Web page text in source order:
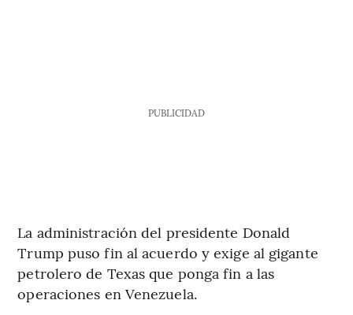
PUBLICIDAD
La administración del presidente Donald
Trump puso fin al acuerdo y exige al gigante
petrolero de Texas que ponga fin a las
operaciones en Venezuela.